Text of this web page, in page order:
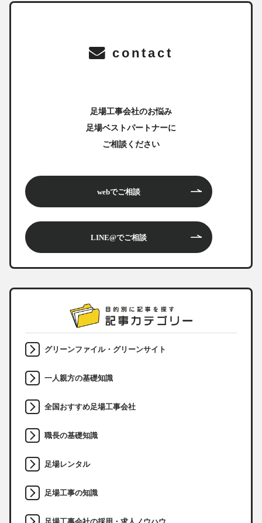
contact
足場工事会社のお悩み
足場ベストパートナーに
ご相談ください
webでご相談
LINE@でご相談
グリーンファイル・グリーンサイト
一人親方の基礎知識
全国おすすめ足場工事会社
職長の基礎知識
足場レンタル
足場工事の知識